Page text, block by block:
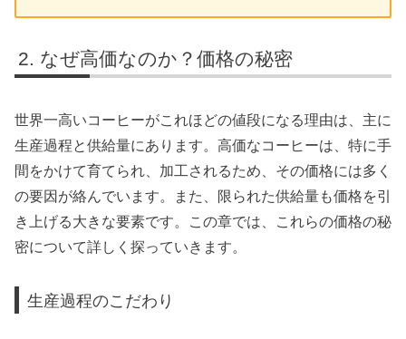
なぜ高価なのか？価格の秘密
世界一高いコーヒーがこれほどの値段になる理由は、主に
生産過程と供給量にあります。高価なコーヒーは、特に手
間をかけて育てられ、加工されるため、その価格には多く
の要因が絡んでいます。また、限られた供給量も価格を引
き上げる大きな要素です。この章では、これらの価格の秘
密について詳しく探っていきます。
生産過程のこだわり